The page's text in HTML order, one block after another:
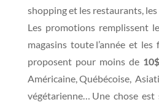
shopping et les restaurants,
Les promotions remplissent
magasins toute l’année et les
proposent pour moins de 10$
Américaine, Québécoise,
végétarienne… Une chose